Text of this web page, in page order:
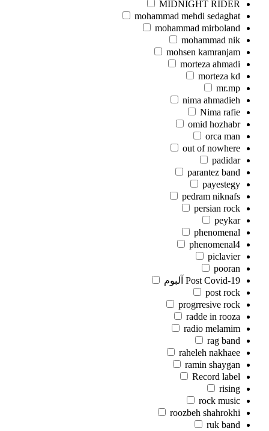
MIDNIGHT RIDER
mohammad mehdi sedaghat
mohammad mirboland
mohammad nik
mohsen kamranjam
morteza ahmadi
morteza kd
mr.mp
nima ahmadieh
Nima rafie
omid hozhabr
orca man
out of nowhere
padidar
parantez band
payestegy
pedram niknafs
persian rock
peykar
phenomenal
phenomenal4
piclavier
pooran
Post Covid-19 آلبوم
post rock
progrresive rock
radde in rooza
radio melamim
rag band
raheleh nakhaee
ramin shaygan
Record label
rising
rock music
roozbeh shahrokhi
ruk band